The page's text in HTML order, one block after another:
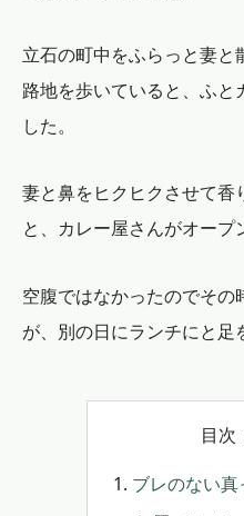
立石の町中をふらっと妻と
路地を歩いていると、ふと
した。
妻と鼻をヒクヒクさせて香
と、カレー屋さんがオープ
空腹ではなかったのでその
が、別の日にランチにと足
目次
ブレのない